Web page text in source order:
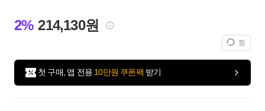
2% 214,130원
찜
첫 구매, 앱 전용 10만원 쿠폰팩 받기